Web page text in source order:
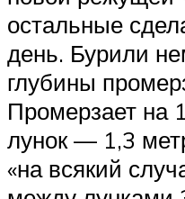
остальные
день. Бурили
глубины
Промерзает на
лунок — 1,3
«на всякий